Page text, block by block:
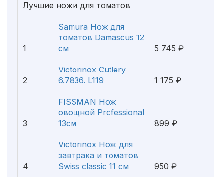
Лучшие ножи для томатов
1
Samura Нож для
томатов Damascus 12
см
5 745 ₽
2
Victorinox Cutlery
6.7836. L119
1 175 ₽
3
FISSMAN Нож
овощной Professional
13см
899 ₽
4
Victorinox Нож для
завтрака и томатов
Swiss classic 11 см
950 ₽